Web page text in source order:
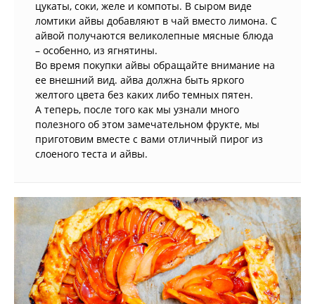
цукаты, соки, желе и компоты. В сыром виде
ломтики айвы добавляют в чай вместо лимона. С
айвой получаются великолепные мясные блюда
– особенно, из ягнятины.
Во время покупки айвы обращайте внимание на
ее внешний вид. айва должна быть яркого
желтого цвета без каких либо темных пятен.
А теперь, после того как мы узнали много
полезного об этом замечательном фрукте, мы
приготовим вместе с вами отличный пирог из
слоеного теста и айвы.